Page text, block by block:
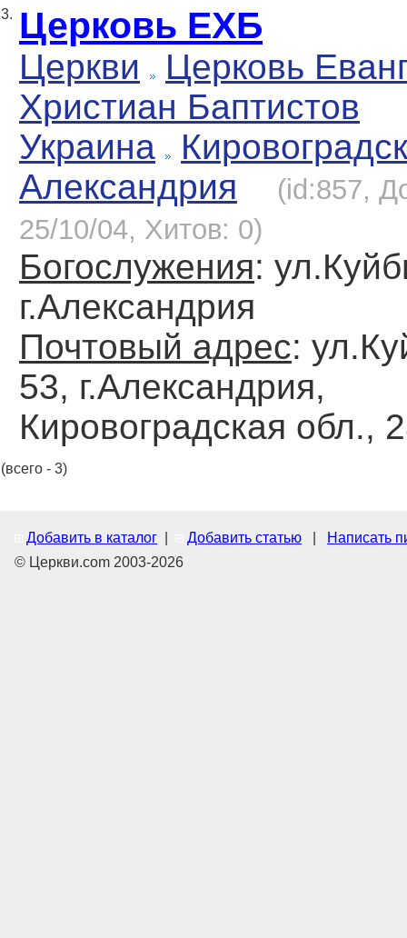
3. Церковь ЕХБ
Церкви
Церковь
Христиан Баптистов
Украина
Александрия
(id:857,
25/10/04, Хитов: 0)
Богослужения:
г.Александрия
Почтовый адрес:
53, г.Александрия,
Кировоградская обл.,
(всего - 3)
Добавить в каталог Добавить статью
Написать
© Церкви.com 2003-2026